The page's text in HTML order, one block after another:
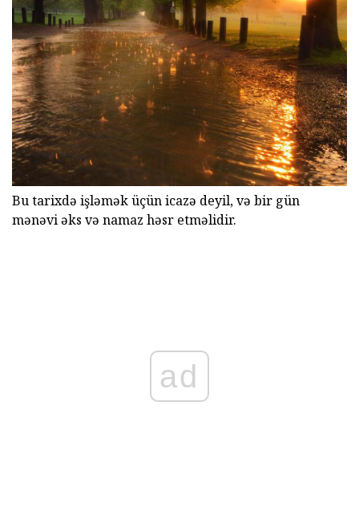
Bu tarixdə işləmək üçün icazə deyil, və bir gün
mənəvi əks və namaz həsr etməlidir.
ad